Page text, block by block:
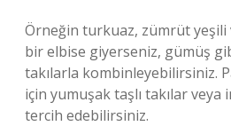
Örneğin turkuaz, zümrüt yeşili
bir elbise giyerseniz, gümüş
takılarla kombinleyebilirsiniz.
için yumuşak taşlı takılar
tercih edebilirsiniz.